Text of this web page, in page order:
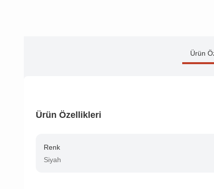
Ürün
Ürün Özellikleri
Renk
Siyah